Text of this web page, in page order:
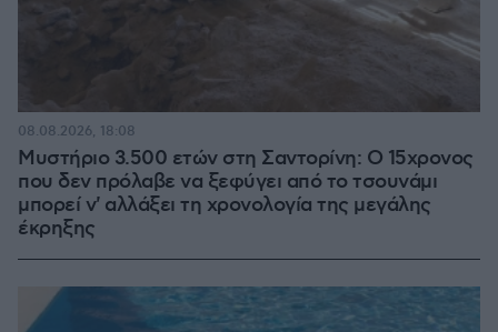
Μυστήριο 3.500 ετών στη Σαντορίνη: Ο 15χρονος
που δεν πρόλαβε να ξεφύγει από το τσουνάμι
μπορεί ν' αλλάξει τη χρονολογία της μεγάλης
έκρηξης
08.08.2026, 18:08